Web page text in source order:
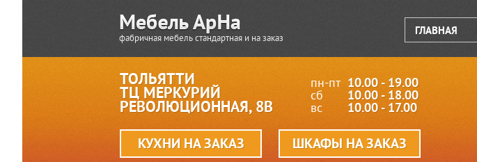
фабричная мебель стандартная и на заказ
ГЛАВНАЯ
ТОЛЬЯТТИ
ТЦ МЕРКУРИЙ
РЕВОЛЮЦИОННАЯ, 8В
пн-пт 10.00 - 19.00
сб 10.00 - 18.00
вс 10.00 - 17.00
КУХНИ НА ЗАКАЗ ШКАФЫ НА ЗАКАЗ